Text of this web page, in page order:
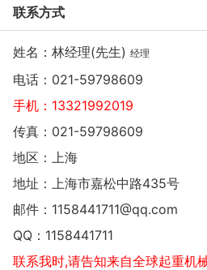
联系方式
姓名：林经理(先生) 经理
电话： 021-59798609
手机： 13321992019
传真：021-59798609
地区：上海
地址：
上海市嘉松中路435号
邮件： 1158441711@qq.com
QQ： 1158441711
联系我时,请告知来自全球起重机